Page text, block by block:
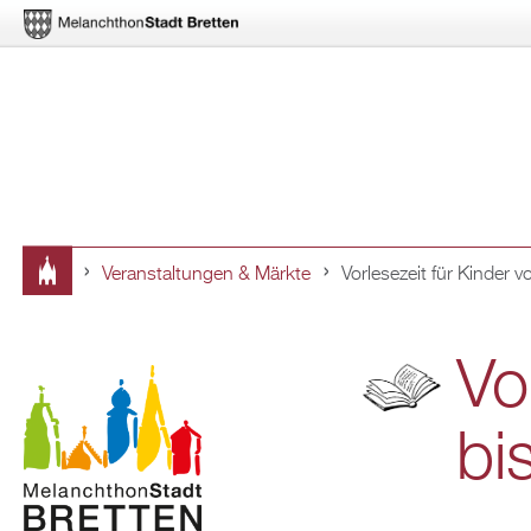
hier
Ver­an­stal­tun­gen & Märk­te Vor­le­se­zeit für Kin­der